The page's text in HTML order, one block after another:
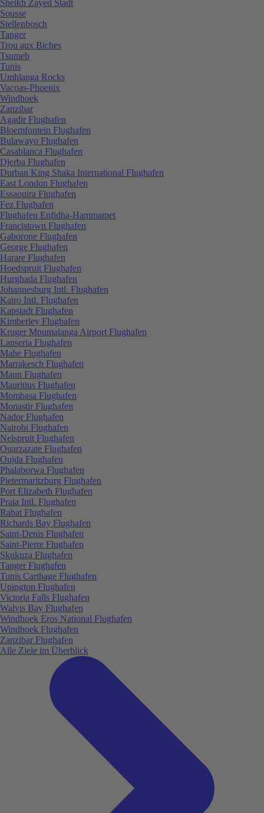
Sheikh Zayed Stadt
Sousse
Stellenbosch
Tanger
Trou aux Biches
Tsumeb
Tunis
Umhlanga Rocks
Vacoas-Phoenix
Windhoek
Zanzibar
Agadir Flughafen
Bloemfontein Flughafen
Bulawayo Flughafen
Casablanca Flughafen
Djerba Flughafen
Durban King Shaka International Flughafen
East London Flughafen
Essaouira Flughafen
Fez Flughafen
Flughafen Enfidha-Hammamet
Francistown Flughafen
Gaborone Flughafen
George Flughafen
Harare Flughafen
Hoedspruit Flughafen
Hurghada Flughafen
Johannesburg Intl. Flughafen
Kairo Intl. Flughafen
Kapstadt Flughafen
Kimberley Flughafen
Kruger Mpumalanga Airport Flughafen
Lanseria Flughafen
Mahe Flughafen
Marrakesch Flughafen
Maun Flughafen
Mauritius Flughafen
Mombasa Flughafen
Monastir Flughafen
Nador Flughafen
Nairobi Flughafen
Nelspruit Flughafen
Ouarzazate Flughafen
Oujda Flughafen
Phalaborwa Flughafen
Pietermaritzburg Flughafen
Port Elizabeth Flughafen
Praia Intl. Flughafen
Rabat Flughafen
Richards Bay Flughafen
Saint-Denis Flughafen
Saint-Pierre Flughafen
Skukuza Flughafen
Tanger Flughafen
Tunis Carthage Flughafen
Upington Flughafen
Victoria Falls Flughafen
Walvis Bay Flughafen
Windhoek Eros National Flughafen
Windhoek Flughafen
Zanzibar Flughafen
Alle Ziele im Überblick